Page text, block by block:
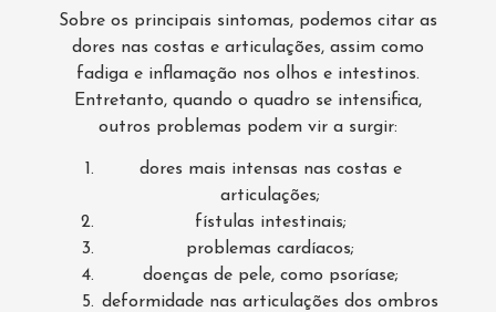
Sobre os principais sintomas, podemos citar as
dores nas costas e articulações, assim como
fadiga e inflamação nos olhos e intestinos.
Entretanto, quando o quadro se intensifica,
outros problemas podem vir a surgir:
dores mais intensas nas costas e
articulações;
fístulas intestinais;
problemas cardíacos;
doenças de pele, como psoríase;
deformidade nas articulações dos ombros